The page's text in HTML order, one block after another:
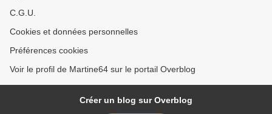
C.G.U.
Cookies et données personnelles
Préférences cookies
Voir le profil de Martine64 sur le portail Overblog
Créer un blog sur Overblog